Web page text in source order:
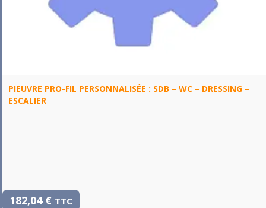
PIEUVRE PRO-FIL PERSONNALISÉE : SDB – WC – DRESSING –
ESCALIER
182,04 € TTC